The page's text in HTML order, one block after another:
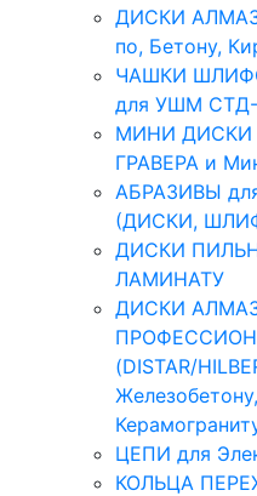
ДИСКИ
по, Бетону,
ЧАШКИ
для УШМ СТД-
МИНИ ДИСКИ
ГРАВЕРА и
АБРАЗИВЫ
(ДИСКИ,
ДИСКИ
ЛАМИНАТУ
ДИСКИ
(DISTAR/
ЦЕПИ для
КОЛЬЦА